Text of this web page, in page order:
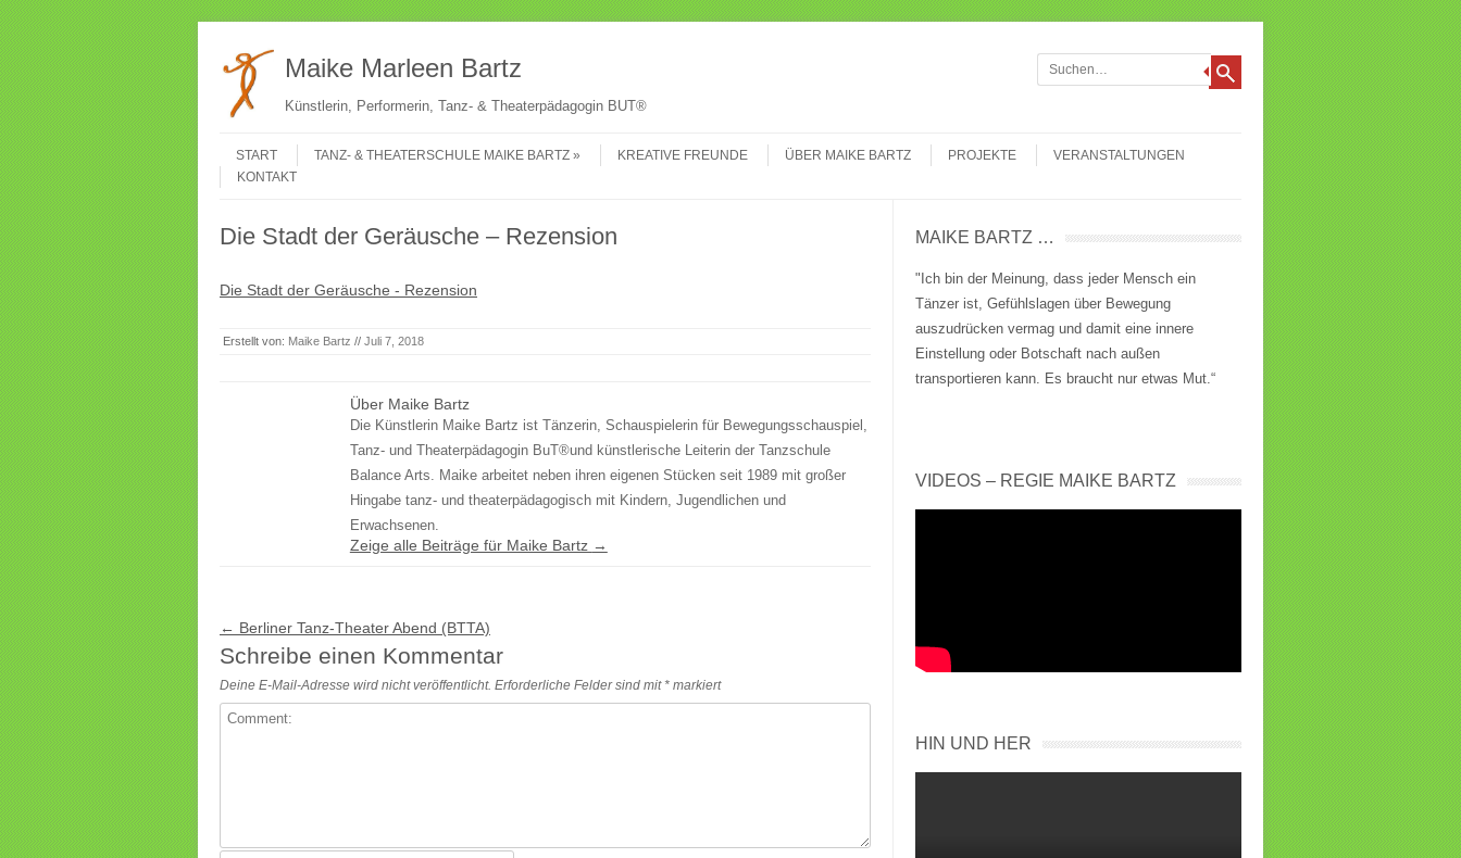
Maike Marleen Bartz
Künstlerin, Performerin, Tanz- & Theaterpädagogin BUT®
Menü
START
TANZ- & THEATERSCHULE MAIKE BARTZ KREATIVE FREUNDE ÜBER MAIKE BARTZ PROJEKTE
VERANSTALTUNGEN
KONTAKT
Die Stadt der Geräusche – Rezension
Die Stadt der Geräusche - Rezension
Erstellt von: Maike Bartz // Juli 7, 2018
Über Maike Bartz
Die Künstlerin Maike Bartz ist Tänzerin, Schauspielerin für Bewegungsschauspiel,
Tanz- und Theaterpädagogin BuT®und künstlerische Leiterin der Tanzschule
Balance Arts. Maike arbeitet neben ihren eigenen Stücken seit 1989 mit großer
Hingabe tanz- und theaterpädagogisch mit Kindern, Jugendlichen und
Erwachsenen.
Zeige alle Beiträge für Maike Bartz →
Beitragsnavigation
← Berliner Tanz-Theater Abend (BTTA)
Schreibe einen Kommentar
Deine E-Mail-Adresse wird nicht veröffentlicht. Erforderliche Felder sind mit * markiert
MAIKE BARTZ …
"Ich bin der Meinung, dass jeder Mensch ein
Tänzer ist, Gefühlslagen über Bewegung
auszudrücken vermag und damit eine innere
Einstellung oder Botschaft nach außen
transportieren kann. Es braucht nur etwas Mut.“
VIDEOS – REGIE MAIKE BARTZ
HIN UND HER